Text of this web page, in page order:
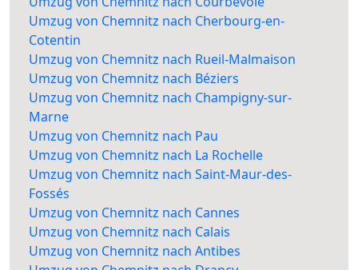
Umzug von Chemnitz nach Cherbourg-en-
Cotentin
Umzug von Chemnitz nach Rueil-Malmaison
Umzug von Chemnitz nach Béziers
Umzug von Chemnitz nach Champigny-sur-
Marne
Umzug von Chemnitz nach Pau
Umzug von Chemnitz nach La Rochelle
Umzug von Chemnitz nach Saint-Maur-des-
Fossés
Umzug von Chemnitz nach Cannes
Umzug von Chemnitz nach Calais
Umzug von Chemnitz nach Antibes